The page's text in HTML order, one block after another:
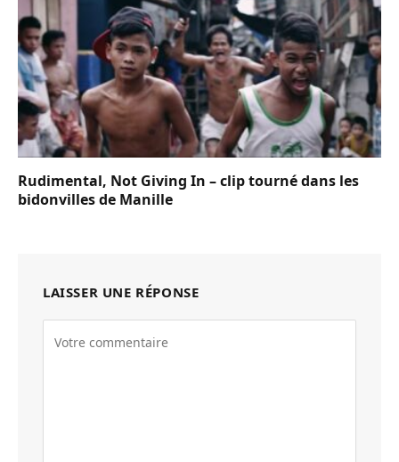
Rudimental, Not Giving In – clip tourné dans les
bidonvilles de Manille
LAISSER UNE RÉPONSE